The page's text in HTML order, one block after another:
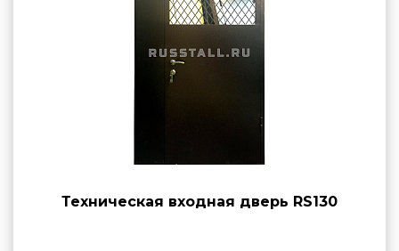
Техническая входная дверь RS130